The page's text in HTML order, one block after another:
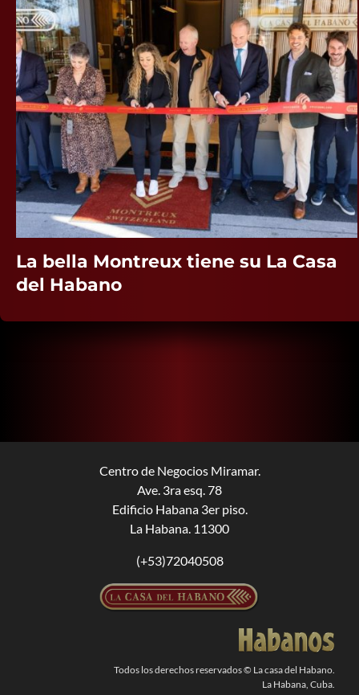
La bella Montreux tiene su La Casa
del Habano
Centro de Negocios Miramar.
Ave. 3ra esq. 78
Edificio Habana 3er piso.
La Habana. 11300
(+53)72040508
Todos los derechos reservados © La casa del Habano.
La Habana, Cuba.